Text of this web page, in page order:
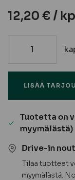
12,20 € /
40x40x2750
määräLISÄÄ
Tuotetta on
myymälästä)
Drive-in
Tilaa tuotteet
myymälästä.